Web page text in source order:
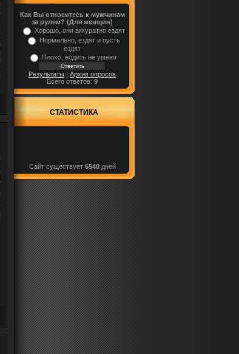
Как Вы относитесь к мужчинам
за рулем? (Для женщин)
Хорошо, они аккуратно ездят
Нормально, ездят и пусть
ездят
Плохо, водить не умеют
Результаты | Архив опросов
Всего ответов: 9
СТАТИСТИКА
Сайт существует 6540дней